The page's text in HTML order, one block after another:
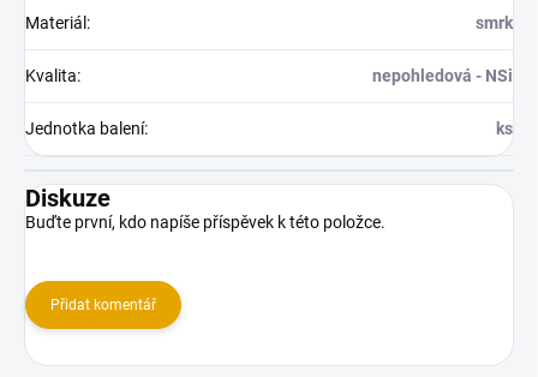
Materiál : smrk
Kvalita: nepohledová - NSi
Jednotka balení: ks
Diskuze
Buďte první, kdo napíše příspěvek k této položce.
Přidat komentář